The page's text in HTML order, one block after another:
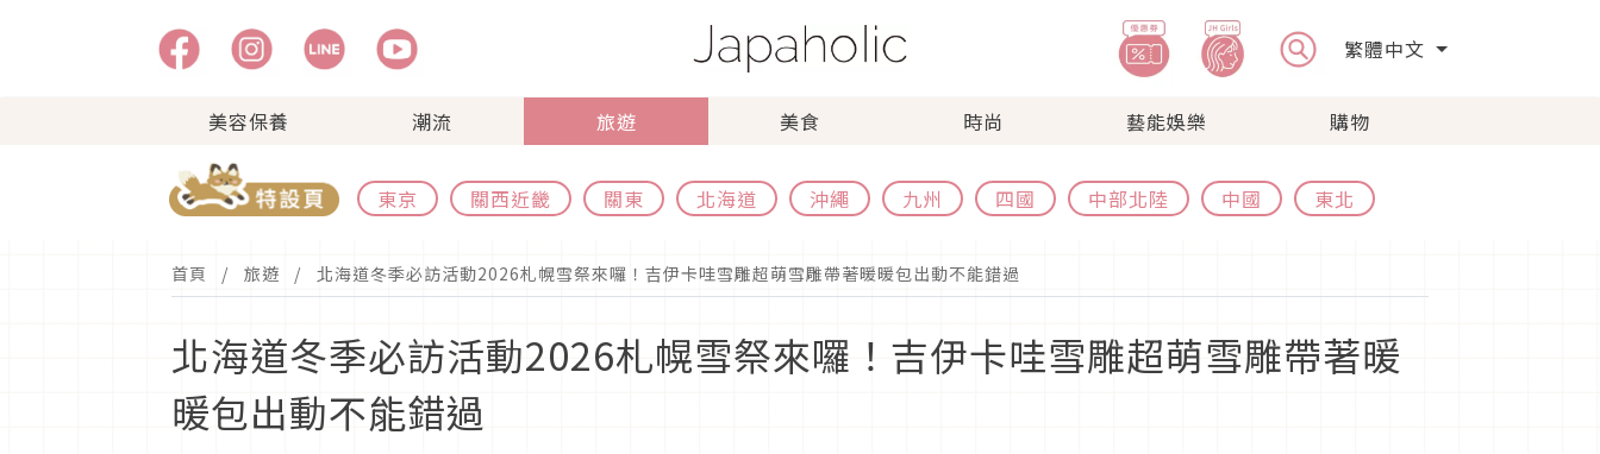
繁體中文
美容保養 潮流 旅遊 美食 時尚 藝能娛樂 購物
東京 關西近畿 關東 北海道 沖繩 九州 四國 中部北陸 中國 東北
首頁 旅遊 北海道冬季必訪活動2026札幌雪祭來囉！吉伊卡哇雪雕超萌雪雕帶著暖暖包出動不能錯過
北海道冬季必訪活動2026札幌雪祭來囉！吉伊卡哇雪雕超萌雪雕帶著暖
暖包出動不能錯過